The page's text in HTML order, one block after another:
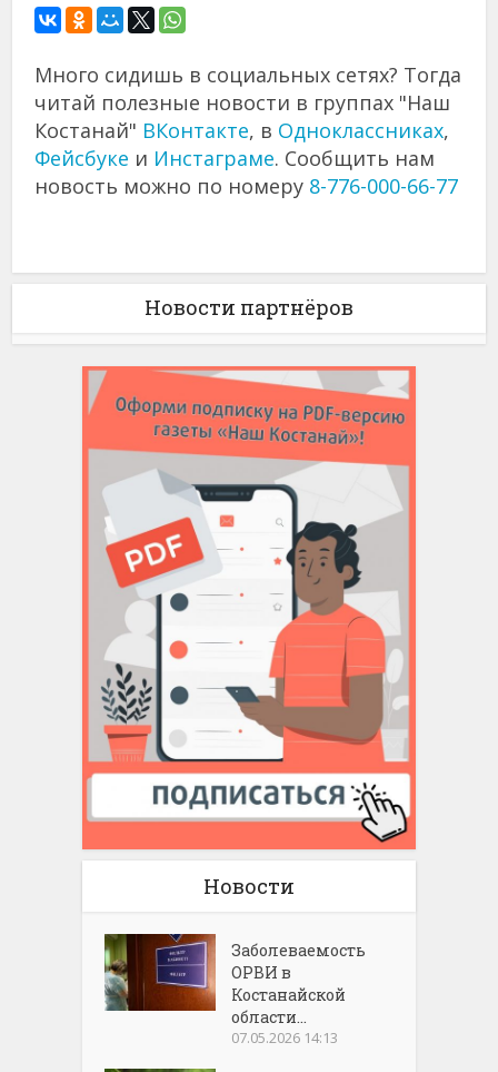
Много сидишь в социальных сетях? Тогда
читай полезные новости в группах "Наш
Костанай" ВКонтакте, в Одноклассниках,
Фейсбуке и Инстаграме. Сообщить нам
новость можно по номеру 8-776-000-66-77
Новости партнёров
Новости
Заболеваемость
ОРВИ в
Костанайской
области...
07.05.2026 14:13